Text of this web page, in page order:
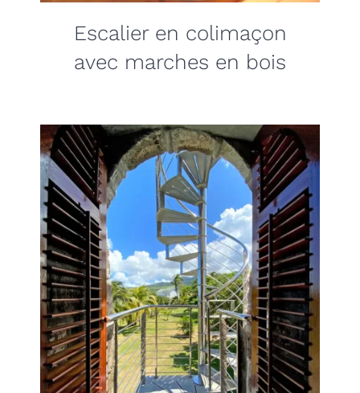
Escalier en colimaçon
avec marches en bois